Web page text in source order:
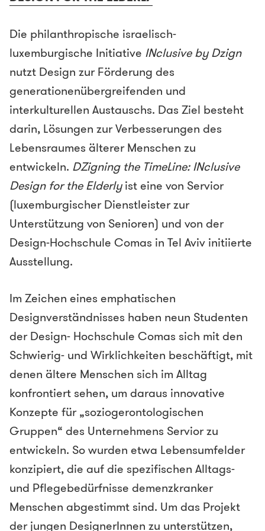
Die philanthropische israelisch-
luxemburgische Initiative INclusive by Dzign
nutzt Design zur Förderung des
generationenübergreifenden und
interkulturellen Austauschs. Das Ziel besteht
darin, Lösungen zur Verbesserungen des
Lebensraumes älterer Menschen zu
entwickeln. DZigning the TimeLine: INclusive
Design for the Elderlyist eine von Servior
(luxemburgischer Dienstleister zur
Unterstützung von Senioren) und von der
Design-Hochschule Comas in Tel Aviv initiierte
Ausstellung.
Im Zeichen eines emphatischen
Designverständnisses haben neun Studenten
der Design- Hochschule Comas sich mit den
Schwierig- und Wirklichkeiten beschäftigt, mit
denen ältere Menschen sich im Alltag
konfrontiert sehen, um daraus innovative
Konzepte für „soziogerontologischen
Gruppen“ des Unternehmens Servior zu
entwickeln. So wurden etwa Lebensumfelder
konzipiert, die auf die spezifischen Alltags-
und Pflegebedürfnisse demenzkranker
Menschen abgestimmt sind. Um das Projekt
der jungen DesignerInnen zu unterstützen,